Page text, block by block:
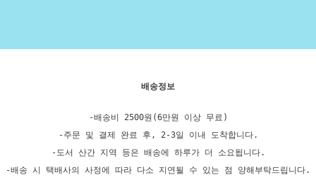
배송정보
-배송비 2500원(6만원 이상 무료)
-주문 및 결제 완료 후, 2-3일 이내 도착합니다.
-도서 산간 지역 등은 배송에 하루가 더 소요됩니다.
-배송 시 택배사의 사정에 따라 다소 지연될 수 있는 점 양해부탁드립니다.